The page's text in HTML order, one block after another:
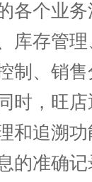
各个业
库存管
制、销
时，旺店
和追溯
的准确记